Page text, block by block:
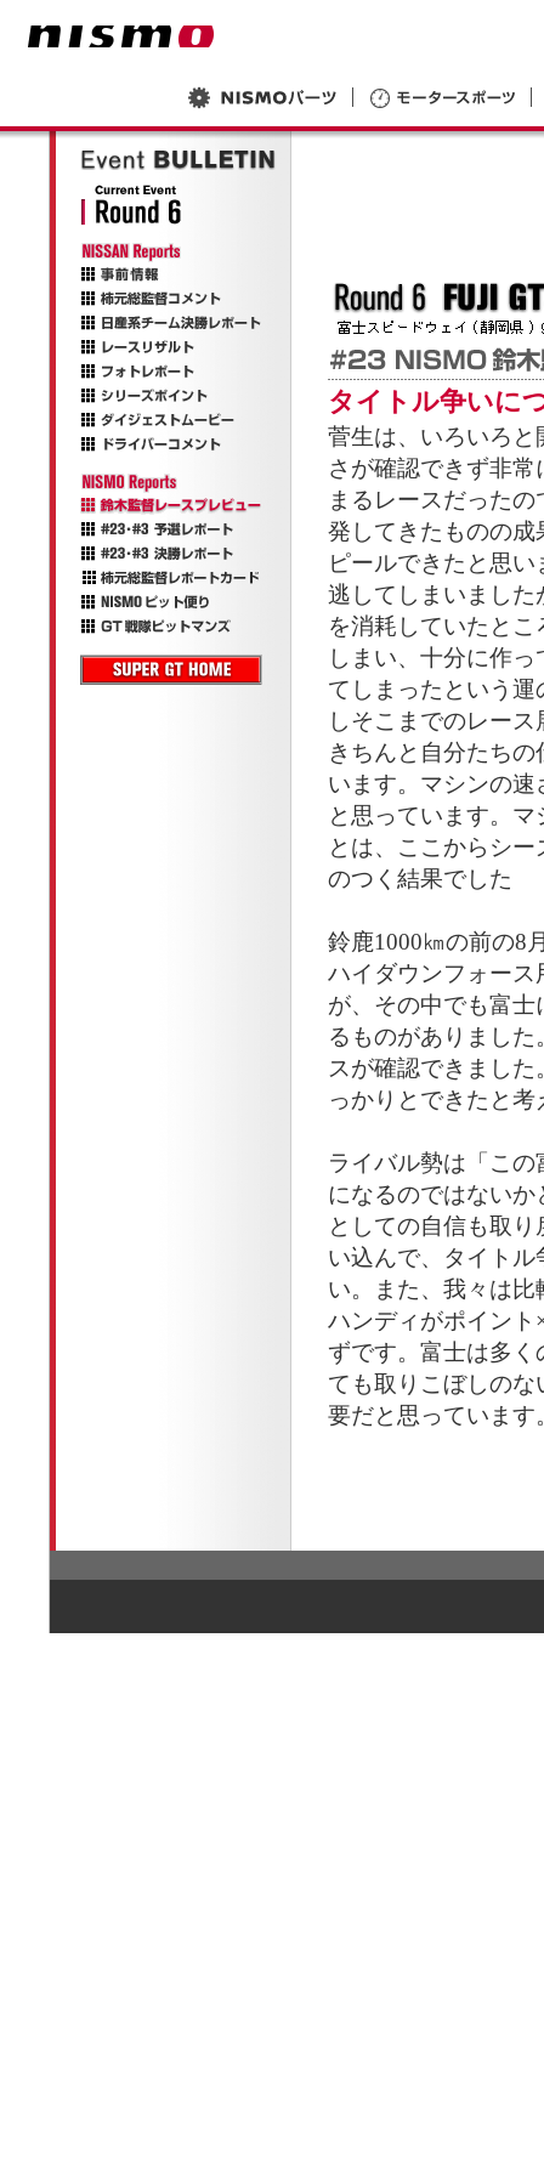
タイトル争いに
菅生は、いろいろ
さが確認できず非
まるレースだった
発してきたものの
ピールできたと思
逃してしまいまし
を消耗していたと
しまい、十分に作
てしまったという
しそこまでのレー
きちんと自分たち
います。マシンの
と思っています。
とは、ここからシ
のつく結果でした
鈴鹿1000㎞の前の8
ハイダウンフォー
が、その中でも富
るものがありまし
スが確認できまし
っかりとできたと
ライバル勢は「こ
になるのではない
としての自信も取
い込んで、タイト
い。また、我々は
ハンディがポイン
ずです。富士は多
ても取りこぼしの
要だと思っています